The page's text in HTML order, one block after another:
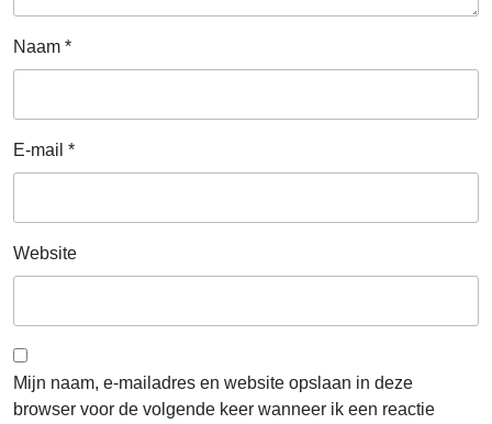
Naam *
E-mail *
Website
Mijn naam, e-mailadres en website opslaan in deze
browser voor de volgende keer wanneer ik een reactie